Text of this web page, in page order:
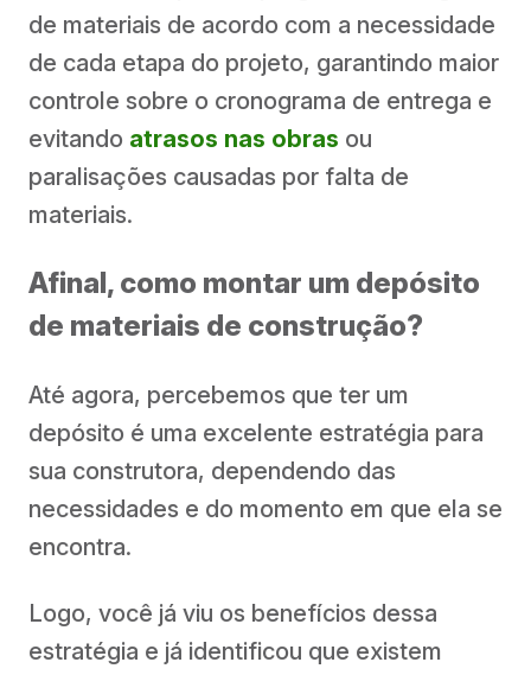
de materiais de acordo com a necessidade
de cada etapa do projeto, garantindo maior
controle sobre o cronograma de entrega e
evitando atrasos nas obras ou
paralisações causadas por falta de
materiais.
Afinal, como montar um depósito
de materiais de construção?
Até agora, percebemos que ter um
depósito é uma excelente estratégia para
sua construtora, dependendo das
necessidades e do momento em que ela se
encontra.
Logo, você já viu os benefícios dessa
estratégia e já identificou que existem